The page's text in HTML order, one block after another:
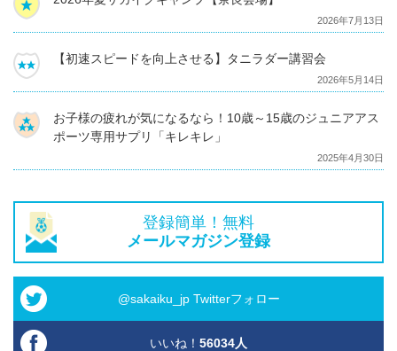
2026年7月13日
【初速スピードを向上させる】タニラダー講習会
2026年5月14日
お子様の疲れが気になるなら！10歳～15歳のジュニアアス
ポーツ専用サプリ「キレキレ」
2025年4月30日
登録簡単！無料
メールマガジン登録
@sakaiku_jp Twitterフォロー
いいね！ 56034人